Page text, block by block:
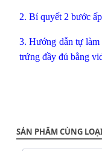
2. Bí quyết 2 bước
3.Hướng dẫn tự làm
trứng đầy đủ bằng
SẢN PHẨM CÙNG